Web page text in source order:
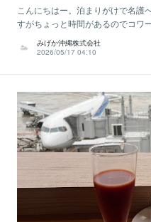
こんにちはー。泊まりがけで名護
すがちょっと時間があるのでコワ
みげか沖縄株式会社
2026/05/17 04:10